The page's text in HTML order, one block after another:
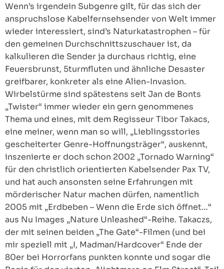
Wenn’s irgendein Subgenre gilt, für das sich der
anspruchslose Kabelfernsehsender von Welt immer
wieder interessiert, sind’s Naturkatastrophen – für
den gemeinen Durchschnittszuschauer ist, da
kalkulieren die Sender ja durchaus richtig, eine
Feuersbrunst, 5turmfluten und ähnliche Desaster
greifbarer, konkreter als eine Alien-Invasion.
Wirbelstürme sind spätestens seit Jan de Bonts
„Twister“ immer wieder ein gern genommenes
Thema und eines, mit dem Regisseur Tibor Takacs,
eine meiner, wenn man so will, „Lieblingsstories
gescheiterter Genre-Hoffnungsträger“, auskennt,
inszenierte er doch schon 2002 „Tornado Warning“
für den christlich orientierten Kabelsender Pax TV,
und hat auch ansonsten seine Erfahrungen mit
mörderischer Natur machen dürfen, namentlich
2005 mit „Erdbeben – Wenn die Erde sich öffnet…“
aus Nu Images „Nature Unleashed“-Reihe. Takaczs,
der mit seinen beiden „The Gate“-Filmen (und bei
mir speziell mit „I, Madman/Hardcover“ Ende der
80er bei Horrorfans punkten konnte und sogar die